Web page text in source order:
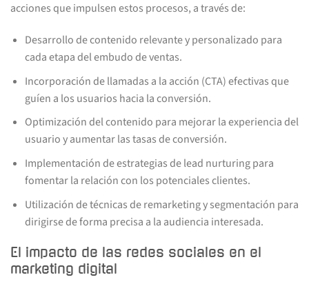
acciones que impulsen estos procesos, a través de:
Desarrollo de contenido relevante y personalizado para
cada etapa del embudo de ventas.
Incorporación de llamadas a la acción (CTA) efectivas que
guíen a los usuarios hacia la conversión.
Optimización del contenido para mejorar la experiencia del
usuario y aumentar las tasas de conversión.
Implementación de estrategias de lead nurturing para
fomentar la relación con los potenciales clientes.
Utilización de técnicas de remarketing y segmentación para
dirigirse de forma precisa a la audiencia interesada.
El impacto de las redes sociales en el
marketing digital